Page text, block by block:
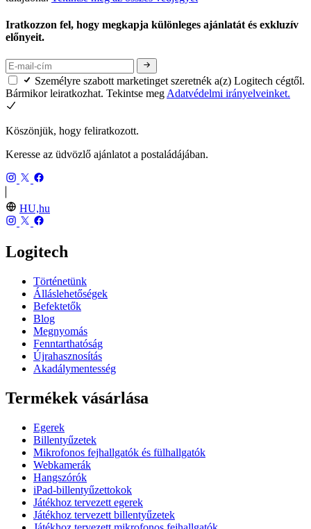
Iratkozzon fel, hogy megkapja különleges ajánlatát és exkluzív
előnyeit.
Személyre szabott marketinget szeretnék a(z) Logitech cégtől.
Bármikor leiratkozhat. Tekintse meg Adatvédelmi irányelveinket.
Köszönjük, hogy feliratkozott.
Keresse az üdvözlő ajánlatot a postaládájában.
HU,hu
Logitech
Történetünk
Álláslehetőségek
Befektetők
Blog
Megnyomás
Fenntarthatóság
Újrahasznosítás
Akadálymentesség
Termékek vásárlása
Egerek
Billentyűzetek
Mikrofonos fejhallgatók és fülhallgatók
Webkamerák
Hangszórók
iPad-billentyűzettokok
Játékhoz tervezett egerek
Játékhoz tervezett billentyűzetek